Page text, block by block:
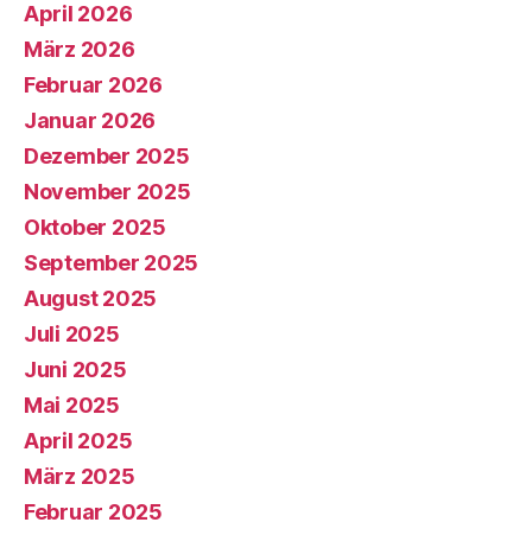
April 2026
März 2026
Februar 2026
Januar 2026
Dezember 2025
November 2025
Oktober 2025
September 2025
August 2025
Juli 2025
Juni 2025
Mai 2025
April 2025
März 2025
Februar 2025